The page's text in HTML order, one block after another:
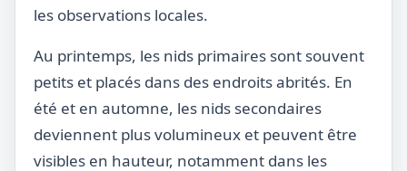
les observations locales.
Au printemps, les nids primaires sont souvent
petits et placés dans des endroits abrités. En
été et en automne, les nids secondaires
deviennent plus volumineux et peuvent être
visibles en hauteur, notamment dans les